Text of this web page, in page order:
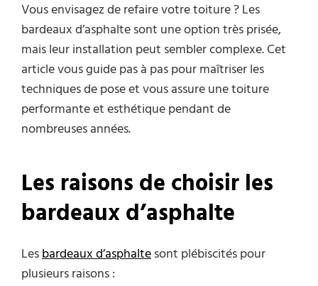
Vous envisagez de refaire votre toiture ? Les
bardeaux d’asphalte sont une option très prisée,
mais leur installation peut sembler complexe. Cet
article vous guide pas à pas pour maîtriser les
techniques de pose et vous assure une toiture
performante et esthétique pendant de
nombreuses années.
Les raisons de choisir les
bardeaux d’asphalte
Lesbardeaux d’asphaltesont plébiscités pour
plusieurs raisons :